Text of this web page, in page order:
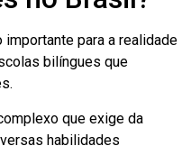
para a realidade
bilíngues que
que exige da
habilidades